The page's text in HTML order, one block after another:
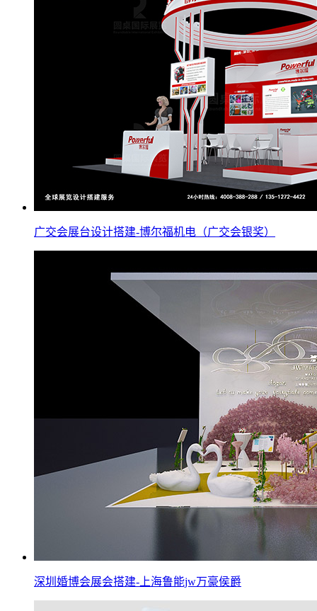
广交会展台设计搭建-博尔福机电（广交会银奖）
深圳婚博会展会搭建-上海鲁能jw万豪侯爵